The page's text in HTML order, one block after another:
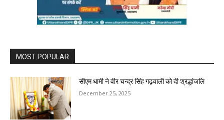
MOST POPULAR
सीएम धामी ने वीर चन्द्र सिंह गढ़वाली को दी श्रद्धांजलि
December 25, 2025